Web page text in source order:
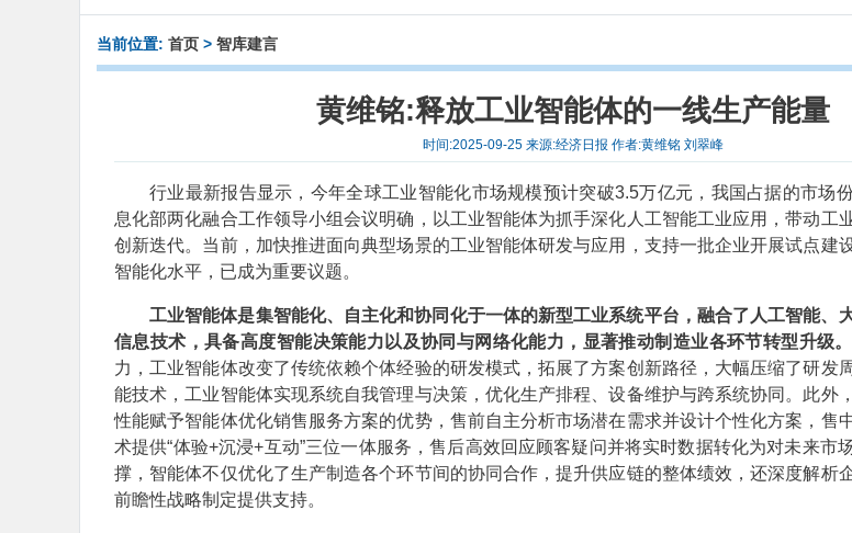
当前位置: 首页 > 智库建言
黄维铭:释放工业智能体的一线生产能量
时间:2025-09-25 来源:经济日报 作者:黄维铭 刘翠峰
行业最新报告显示，今年全球工业智能化市场规模预计突破3.5万亿元，我国占据的市场
息化部两化融合工作领导小组会议明确，以工业智能体为抓手深化人工智能工业应用，带动工
创新迭代。当前，加快推进面向典型场景的工业智能体研发与应用，支持一批企业开展试点建
智能化水平，已成为重要议题。
工业智能体是集智能化、自主化和协同化于一体的新型工业系统平台，融合了人工智能、
信息技术，具备高度智能决策能力以及协同与网络化能力，显著推动制造业各环节转型升级。
力，工业智能体改变了传统依赖个体经验的研发模式，拓展了方案创新路径，大幅压缩了研发
能技术，工业智能体实现系统自我管理与决策，优化生产排程、设备维护与跨系统协同。此外
性能赋予智能体优化销售服务方案的优势，售前自主分析市场潜在需求并设计个性化方案，售
术提供“体验+沉浸+互动”三位一体服务，售后高效回应顾客疑问并将实时数据转化为对未来市
撑，智能体不仅优化了生产制造各个环节间的协同合作，提升供应链的整体绩效，还深度解析
前瞻性战略制定提供支持。